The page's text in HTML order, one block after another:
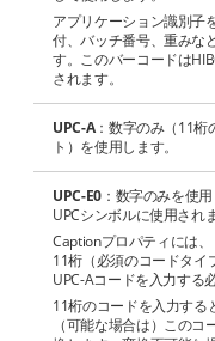
アプリケーション識別子
付、バッチ番号、重みな
す。このバーコードは
されます。
UPC-A：数字のみ（11桁
ト）を使用します。
UPC-E0：数字のみを使
UPCシンボルに使用され
Captionプロパティには
11桁（必須のコードタイ
UPC-Aコードを入力する
11桁のコードを入力す
（可能な場合は）この